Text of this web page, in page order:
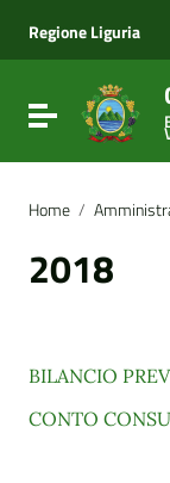
Vai al menu di
Vai al footer
Regione Liguria
Attiva /
Home /
2018
BILANCIO
CONTO